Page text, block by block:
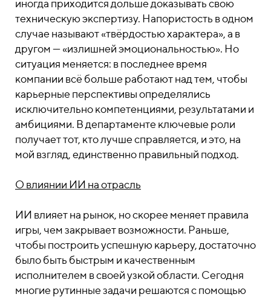
иногда приходится дольше доказывать свою
техническую экспертизу. Напористость в одном
случае называют «твёрдостью характера», а в
другом — «излишней эмоциональностью». Но
ситуация меняется: в последнее время
компании всё больше работают над тем, чтобы
карьерные перспективы определялись
исключительно компетенциями, результатами и
амбициями. В департаменте ключевые роли
получает тот, кто лучше справляется, и это, на
мой взгляд, единственно правильный подход.
О влиянии ИИ на отрасль
ИИ влияет на рынок, но скорее меняет правила
игры, чем закрывает возможности. Раньше,
чтобы построить успешную карьеру, достаточно
было быть быстрым и качественным
исполнителем в своей узкой области. Сегодня
многие рутинные задачи решаются с помощью